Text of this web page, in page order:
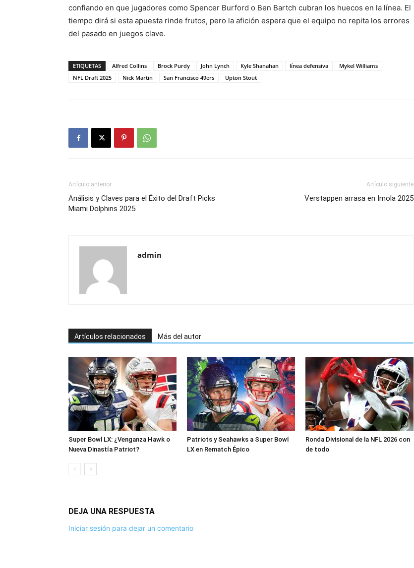
confiando en que jugadores como Spencer Burford o Ben Bartch cubran los huecos en la línea. El
tiempo dirá si esta apuesta rinde frutos, pero la afición espera que el equipo no repita los errores
del pasado en juegos clave.
ETIQUETAS Alfred Collins Brock Purdy John Lynch Kyle Shanahan línea defensiva
Mykel Williams
NFL Draft 2025
Nick Martin San Francisco 49ers Upton Stout
Artículo anterior
Análisis y Claves para el Éxito del Draft Picks
Miami Dolphins 2025
Artículo siguiente
Verstappen arrasa en Imola 2025
admin
Artículos relacionados Más del autor
Super Bowl LX: ¿Venganza Hawk o
Nueva Dinastía Patriot?
Patriots y Seahawks a Super Bowl
LX en Rematch Épico
Ronda Divisional de la NFL 2026 con
de todo
DEJA UNA RESPUESTA
Iniciar sesión para dejar un comentario